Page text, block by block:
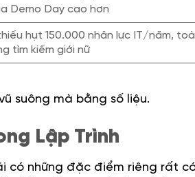
Demo Day cao hơn
hụt 150.000 nhân lực IT/năm,
tìm kiếm giới nữ
suông mà bằng số liệu.
Lập Trình
có những đặc điểm riêng rất